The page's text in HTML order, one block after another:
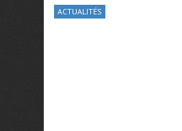
ACTUALITÉS